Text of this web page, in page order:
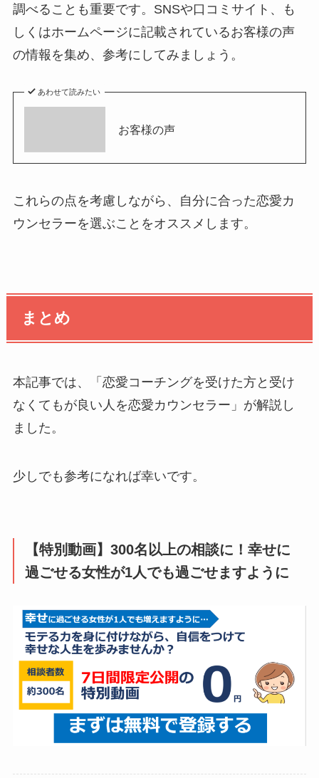
調べることも重要です。SNSや口コミサイト、も
しくはホームページに記載されているお客様の声
の情報を集め、参考にしてみましょう。
あわせて読みたい
お客様の声
これらの点を考慮しながら、自分に合った恋愛カ
ウンセラーを選ぶことをオススメします。
まとめ
本記事では、「恋愛コーチングを受けた方と受け
なくてもが良い人を恋愛カウンセラー」が解説し
ました。
少しでも参考になれば幸いです。
【特別動画】300名以上の相談に！幸せに
過ごせる女性が1人でも過ごせますように